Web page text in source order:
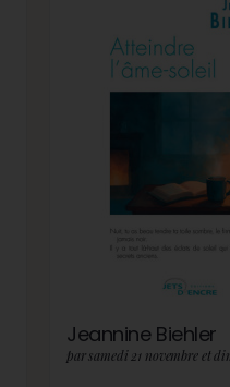
Jeannine Biehler
par samedi 21 novembre et